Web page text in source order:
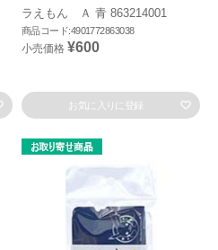
ラえもん Ａ 青 863214001
商品コード:4901772863038
小売価格 ¥600
お気に入りに登録